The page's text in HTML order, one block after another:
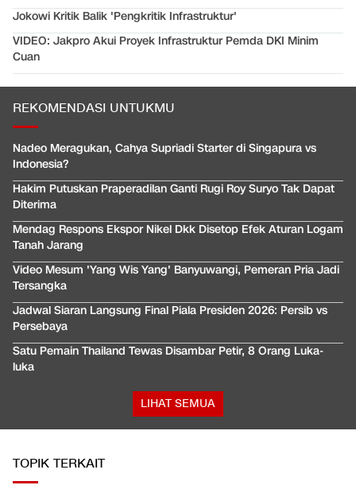
Jokowi Kritik Balik 'Pengkritik Infrastruktur'
VIDEO: Jakpro Akui Proyek Infrastruktur Pemda DKI Minim
Cuan
REKOMENDASI UNTUKMU
Nadeo Meragukan, Cahya Supriadi Starter di Singapura vs
Indonesia?
Hakim Putuskan Praperadilan Ganti Rugi Roy Suryo Tak Dapat
Diterima
Mendag Respons Ekspor Nikel Dkk Disetop Efek Aturan Logam
Tanah Jarang
Video Mesum 'Yang Wis Yang' Banyuwangi, Pemeran Pria Jadi
Tersangka
Jadwal Siaran Langsung Final Piala Presiden 2026: Persib vs
Persebaya
Satu Pemain Thailand Tewas Disambar Petir, 8 Orang Luka-
luka
LIHAT SEMUA
TOPIK TERKAIT